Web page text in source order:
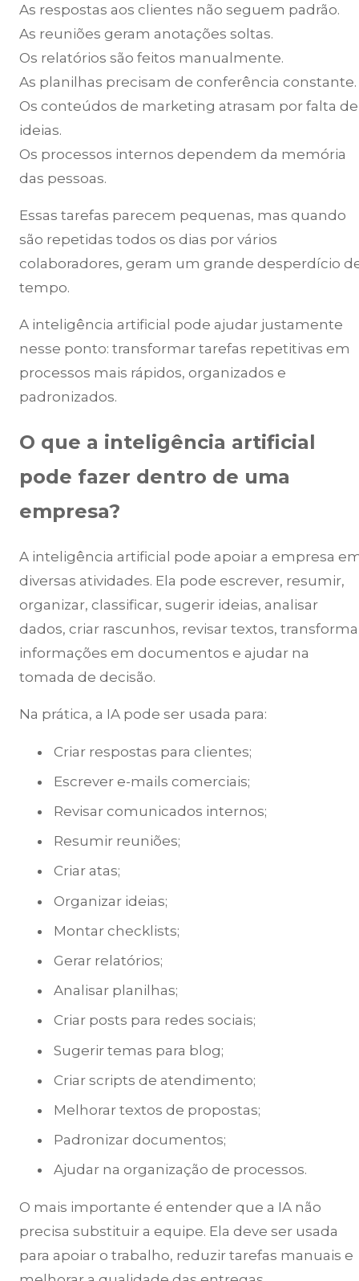
As respostas aos clientes não seguem padrão.
As reuniões geram anotações soltas.
Os relatórios são feitos manualmente.
As planilhas precisam de conferência constante.
Os conteúdos de marketing atrasam por falta de
ideias.
Os processos internos dependem da memória
das pessoas.
Essas tarefas parecem pequenas, mas quando
são repetidas todos os dias por vários
colaboradores, geram um grande desperdício
tempo.
A inteligência artificial pode ajudar justamente
nesse ponto: transformar tarefas repetitivas em
processos mais rápidos, organizados e
padronizados.
O que a inteligência artificial
pode fazer dentro de uma
empresa?
A inteligência artificial pode apoiar a empresa
diversas atividades. Ela pode escrever, resumir,
organizar, classificar, sugerir ideias, analisar
dados, criar rascunhos, revisar textos,
informações em documentos e ajudar na
tomada de decisão.
Na prática, a IA pode ser usada para:
Criar respostas para clientes;
Escrever e-mails comerciais;
Revisar comunicados internos;
Resumir reuniões;
Criar atas;
Organizar ideias;
Montar checklists;
Gerar relatórios;
Analisar planilhas;
Criar posts para redes sociais;
Sugerir temas para blog;
Criar scripts de atendimento;
Melhorar textos de propostas;
Padronizar documentos;
Ajudar na organização de processos.
O mais importante é entender que a IA não
precisa substituir a equipe. Ela deve ser usada
para apoiar o trabalho, reduzir tarefas manuais e